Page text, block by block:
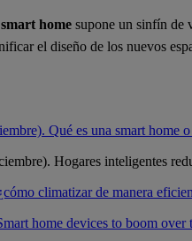
smart home supone un sinfín de
el diseño de los nuevos
Qué es una smart home
Hogares inteligentes
climatizar de manera
home devices to boom over